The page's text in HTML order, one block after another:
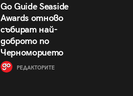
Go Guide Seaside
Awards отново
събират най-
доброто по
Черноморието
РЕДАКТОРИТЕ